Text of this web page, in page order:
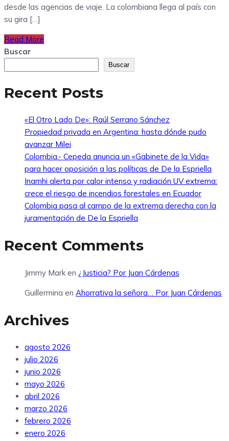
desde las agencias de viaje. La colombiana llega al país con
su gira […]
Read More
Buscar
Buscar
Recent Posts
«El Otro Lado De»: Raúl Serrano Sánchez
Propiedad privada en Argentina: hasta dónde pudo
avanzar Milei
Colombia.- Cepeda anuncia un «Gabinete de la Vida»
para hacer oposición a las políticas de De la Espriella
Inamhi alerta por calor intenso y radiación UV extrema:
crece el riesgo de incendios forestales en Ecuador
Colombia pasa al campo de la extrema derecha con la
juramentación de De la Espriella
Recent Comments
Jimmy Mark en ¿Justicia? Por Juan Cárdenas
Guillermina en Ahorrativa la señora… Por Juan Cárdenas
Archives
agosto 2026
julio 2026
junio 2026
mayo 2026
abril 2026
marzo 2026
febrero 2026
enero 2026